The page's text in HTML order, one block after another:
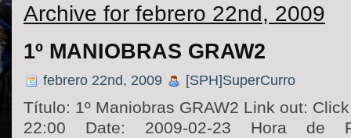
Archive for febrero 22nd, 2009
1º MANIOBRAS GRAW2
febrero 22nd, 2009 [SPH]SuperCurro
Título: 1º Maniobras GRAW2 Link out:
22:00 Date: 2009-02-23 Hora de